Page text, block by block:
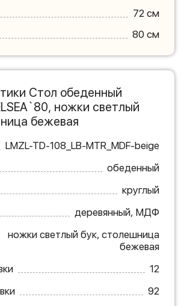
72 см
80 см
Стол обеденный
ножки светлый
бежевая
LMZL-TD-108_LB-MTR_MDF-beige
обеденный
круглый
деревянный, МДФ
ножки светлый бук, столешница
бежевая
12
92